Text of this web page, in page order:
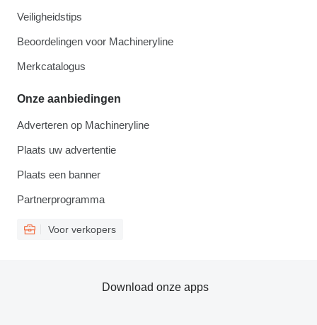
Veiligheidstips
Beoordelingen voor Machineryline
Merkcatalogus
Onze aanbiedingen
Adverteren op Machineryline
Plaats uw advertentie
Plaats een banner
Partnerprogramma
Voor verkopers
Download onze apps